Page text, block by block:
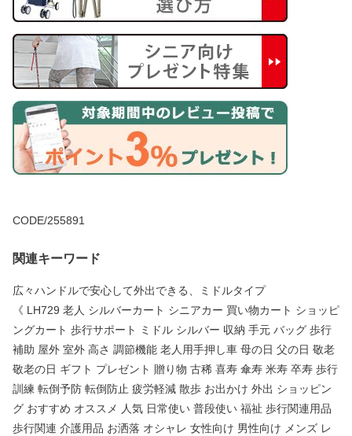
CODE/255891
関連キーワード
広々ハンドルで安心して外出できる、ミドルタイプ
《 LH729 老人 シルバーカート シニアカー 買い物カート ショッピ
ングカート 歩行サポート ミドル シルバー 収納 手元 バッグ 歩行
補助 屋外 室外 高さ 調節機能 老人用手押し車 母の日 父の日 敬老
敬老の日 ギフト プレゼント 贈り物 古稀 喜寿 傘寿 米寿 卒寿 歩行
訓練 転倒予防 転倒防止 疲労軽減 散歩 お出かけ 外出 ショッピン
グ おすすめ オススメ 人気 日常使い 普段使い 福祉 歩行関連用品
歩行関連 介護用品 お洒落 オシャレ 女性向け 男性向け メンズ レ